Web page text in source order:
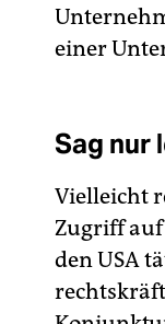
einer
Sag nur
Vielleicht
Zugriff auf
den USA